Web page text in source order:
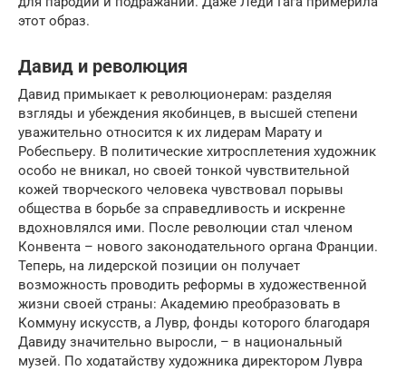
этот образ.
Давид и революция
Давид примыкает к революционерам: разделяя
взгляды и убеждения якобинцев, в высшей степени
уважительно относится к их лидерам Марату и
Робеспьеру. В политические хитросплетения художник
особо не вникал, но своей тонкой чувствительной
кожей творческого человека чувствовал порывы
общества в борьбе за справедливость и искренне
вдохновлялся ими. После революции стал членом
Конвента – нового законодательного органа Франции.
Теперь, на лидерской позиции он получает
возможность проводить реформы в художественной
жизни своей страны: Академию преобразовать в
Коммуну искусств, а Лувр, фонды которого благодаря
Давиду значительно выросли, – в национальный
музей. По ходатайству художника директором Лувра